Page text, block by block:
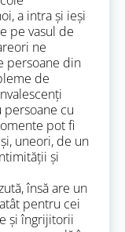
a intra și ieși
pe vasul de
ne
persoane din
de
persoane cu
pot fi
uneori, de un
și
însă are un
pentru cei
și îngrijitorii